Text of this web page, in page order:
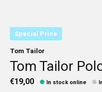
Special Price
Tom Tailor
Tom Tailor
€19,00 In stock online